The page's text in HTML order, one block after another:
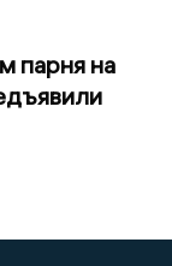
парня на